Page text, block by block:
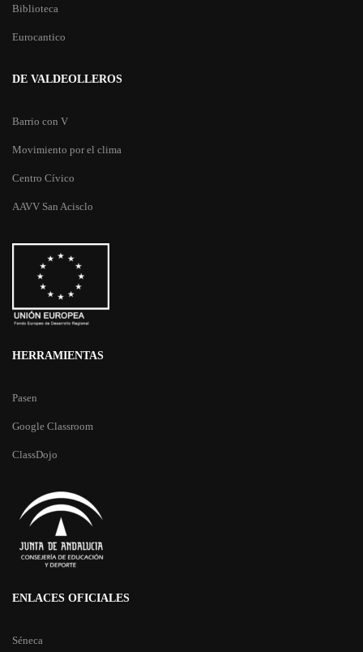
Biblioteca
Eurocantico
DE VALDEOLLEROS
Barrio con V
Movimiento por el clima
Centro Cívico
AAVV San Acisclo
HERRAMIENTAS
Pasen
Google Classroom
ClassDojo
ENLACES OFICIALES
Séneca